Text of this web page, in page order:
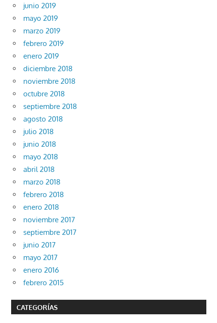
junio 2019
mayo 2019
marzo 2019
febrero 2019
enero 2019
diciembre 2018
noviembre 2018
octubre 2018
septiembre 2018
agosto 2018
julio 2018
junio 2018
mayo 2018
abril 2018
marzo 2018
febrero 2018
enero 2018
noviembre 2017
septiembre 2017
junio 2017
mayo 2017
enero 2016
febrero 2015
CATEGORÍAS